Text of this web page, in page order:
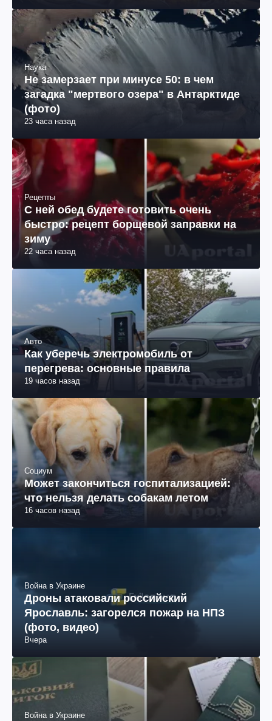
Наука
Не замерзает при минусе 50: в чем
загадка "мертвого озера" в Антарктиде
(фото)
23 часа назад
Рецепты
С ней обед будете готовить очень
быстро: рецепт борщевой заправки на
зиму
22 часа назад
Авто
Как уберечь электромобиль от
перегрева: основные правила
19 часов назад
Социум
Может закончиться госпитализацией:
что нельзя делать собакам летом
16 часов назад
Война в Украине
Дроны атаковали российский
Ярославль: загорелся пожар на НПЗ
(фото, видео)
Вчера
Война в Украине